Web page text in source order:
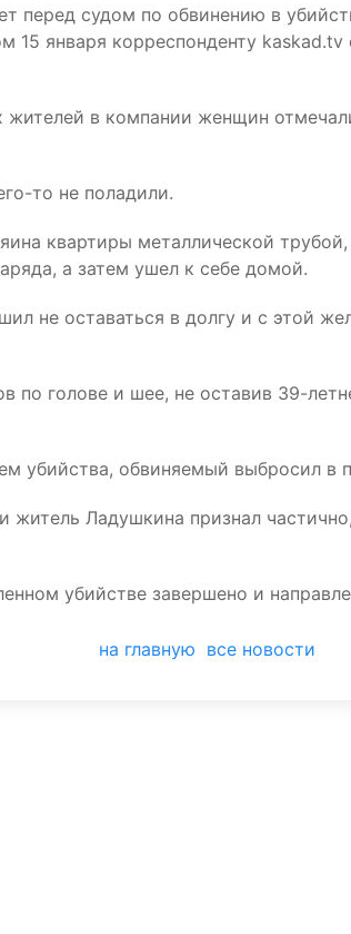
перед судом по обвинению в
15 января корреспонденту
жителей в компании женщин
то не поладили.
квартиры металлической
а затем ушел к себе домой.
не оставаться в долгу и с этой
по голове и шее, не оставив 39-
убийства, обвиняемый выбросил в
Ладушкина признал
убийстве завершено и
на главную все новости